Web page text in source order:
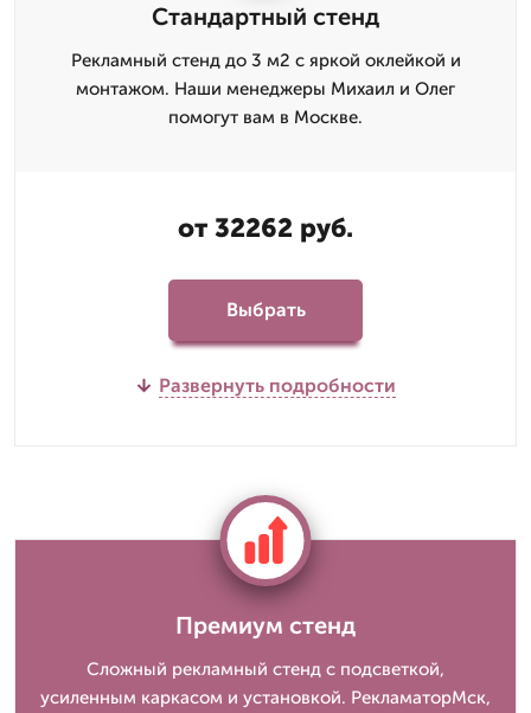
Стандартный стенд
Рекламный стенд до 3 м2 с яркой оклейкой и
монтажом. Наши менеджеры Михаил и Олег
помогут вам в Москве.
от 32262 руб.
Выбрать
Развернуть подробности
Премиум стенд
Сложный рекламный стенд с подсветкой,
усиленным каркасом и установкой. РекламаторМск,